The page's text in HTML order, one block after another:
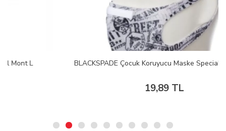
BLACKSPADE Çocuk Koruyucu Maske Special Force S2